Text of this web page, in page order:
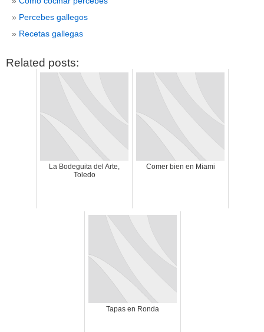
Percebes gallegos
Recetas gallegas
Related posts:
La Bodeguita del Arte,
Toledo
Comer bien en Miami
Tapas en Ronda